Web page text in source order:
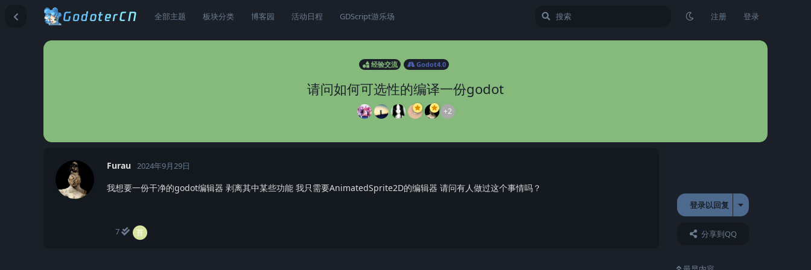
全部主题 板块分类 博客园 活动日程 GDScript游乐场 注册 登录
经验交流 Godot4.0
请问如何可选性的编译一份godot
L +2
登录以回复
分享到QQ
Furau 2024年9月29日
我想要一份干净的godot编辑器 剥离其中某些功能 我只需要AnimatedSprite2D的编辑器 请问有人做过这个事情吗？
7
苔